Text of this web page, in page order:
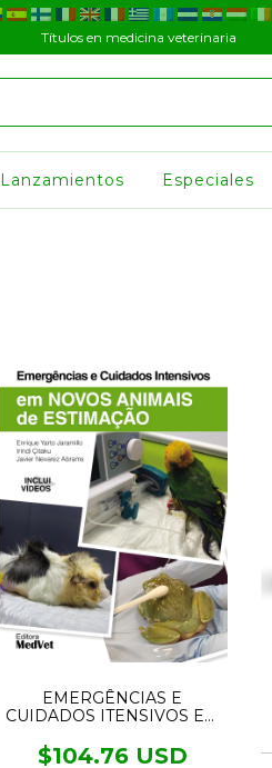
Títulos en medicina veterinaria
Lanzamientos Especiales
EMERGÊNCIAS E
CUIDADOS ITENSIVOS EM
ESTIMAÇÃO
$104.76 USD